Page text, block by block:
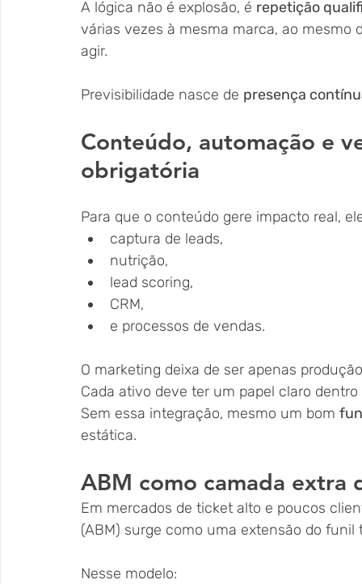
A lógica não é explosão, é repetição
várias vezes à mesma marca, ao
agir.
Previsibilidade nasce de presença
Conteúdo, automação e
obrigatória
Para que o conteúdo gere impacto real,
captura de leads,
nutrição,
lead scoring,
CRM,
e processos de vendas.
O marketing deixa de ser apenas
Cada ativo deve ter um papel claro
Sem essa integração, mesmo um bom
estática.
ABM como camada extra
Em mercados de ticket alto e poucos
(ABM) surge como uma extensão do funil
Nesse modelo: